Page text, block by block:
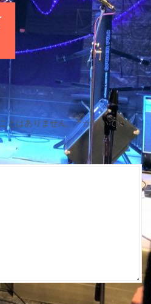
とはありません。*が付いている